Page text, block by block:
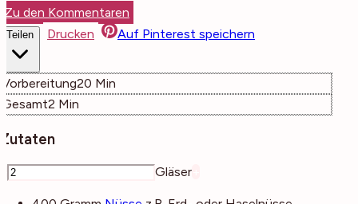
Zu den Kommentaren
Teilen Drucken Auf Pinterest speichern
Vorbereitung20 Minuten
Min
Gesamt2 Minuten
Min
Zutaten
Gläser